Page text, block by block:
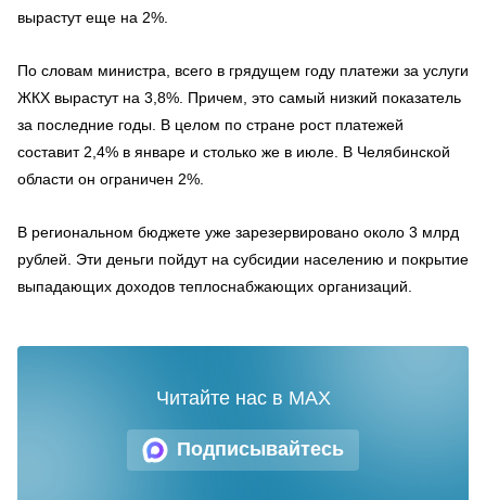
вырастут еще на 2%.
По словам министра, всего в грядущем году платежи за услуги
ЖКХ вырастут на 3,8%. Причем, это самый низкий показатель
за последние годы. В целом по стране рост платежей
составит 2,4% в январе и столько же в июле. В Челябинской
области он ограничен 2%.
В региональном бюджете уже зарезервировано около 3 млрд
рублей. Эти деньги пойдут на субсидии населению и покрытие
выпадающих доходов теплоснабжающих организаций.
Подписывайтесь
Читайте нас в MAX